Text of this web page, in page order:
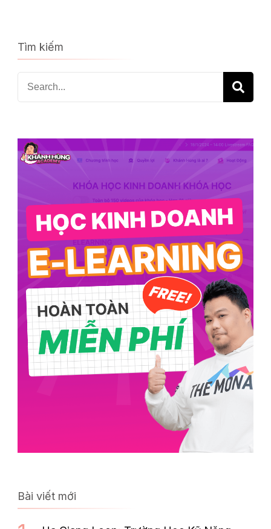
Tìm kiếm
Search
for:
Bài viết mới